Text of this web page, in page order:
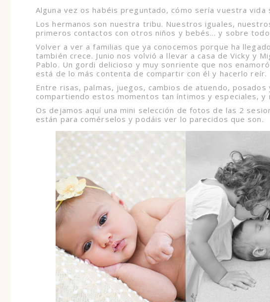
Alguna vez os habéis preguntado, cómo sería vuestra vida
Los hermanos son nuestra tribu. Nuestros iguales,
primeros contactos con otros niños y bebés… y sobre
Volver a ver a familias que ya conocemos porque ha
también crece. Junio nos volvió a llevar a casa de Vicky y
Pablo. Un gordi delicioso y muy sonriente que nos
está de lo más contenta de compartir con él y hacerlo reír.
Entre risas, palmas, juegos, cambios de atuendo,
compartiendo estos momentos tan íntimos y especiales, y
Os dejamos aquí una mini selección de fotos de las 2
están para comérselos y podáis ver lo parecidos que son.